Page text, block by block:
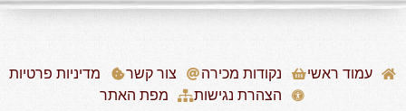
עמוד ראשי נקודות מכירה צור קשר
מדיניות פרטיות
הצהרת נגישות
מפת האתר